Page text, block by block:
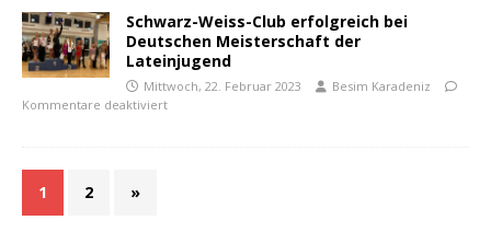
Schwarz-Weiss-Club erfolgreich bei
Deutschen Meisterschaft der
Lateinjugend
Mittwoch, 22. Februar 2023
Besim Karadeniz
Kommentare deaktiviert
1 2 »